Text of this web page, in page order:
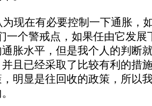
现在有必要控制一下通胀，
一个警戒点，如果任由它发展
胀水平，但是我个人的判断
且已经采取了比较有利的措
明显是往回收的政策，所以